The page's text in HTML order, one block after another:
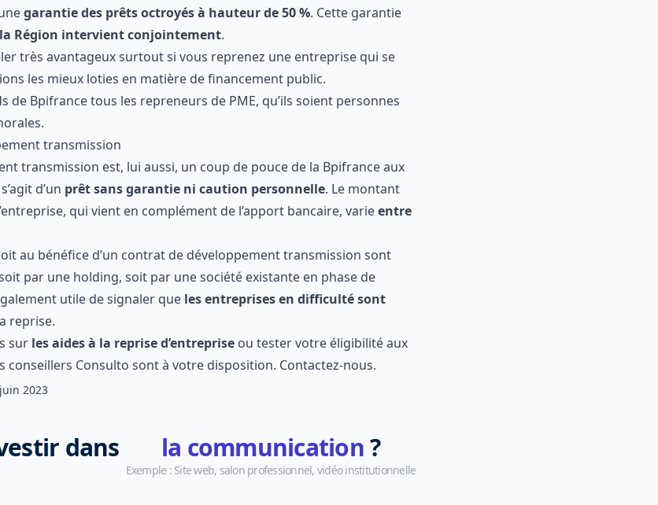
de la création ou de la reprise d’une entreprise.
vise à soutenir les entrepreneurs dans leur projet de reprise ou
les épaulant dans leur demande de prêt. Cette aide à la reprise
à unegarantie des prêts octroyés à hauteur de 50 %. Cette
à70 % si la Région intervient conjointement
très avantageux surtout si vous reprenez une entreprise qui
régions les mieux loties en matière de financement public.
de Bpifrance tous les repreneurs de PME, qu’ils soient
personnes morales.
transmission
transmission est, lui aussi, un coup de pouce de la
d’entreprise. Il s’agit d’unprêt sans garantie ni caution
de cette aide à la reprise d’entreprise, qui vient en complément
entre 40 000 € et 650 000 €
au bénéfice d’un contrat de développement transmission
soit par une holding, soit par une société existante en
Il est également utile de signaler que
publics ? Nos conseillers Consulto sont à votre disposition.